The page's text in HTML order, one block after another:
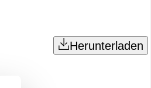
Herunterladen